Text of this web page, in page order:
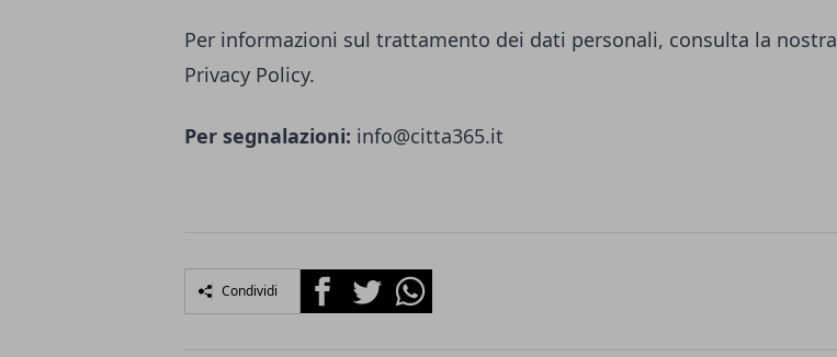
Per informazioni sul trattamento dei dati personali, consulta la nostra
Privacy Policy.
Per segnalazioni: info@citta365.it
Condividi FacebookTwitterWhatsapp